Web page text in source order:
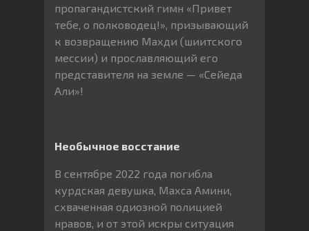
пропагандистский гимн «Привет
тебе, о полководец!», призывающий
к возвращению Махди (шиитского
мессии) и прославляющий его
представителя на земле — «Сейеда
Али»!
Необычное восстание
В сентябре 2022 года погибла
курдская девушка, Махса Амини,
схваченная одиозной полицией
нравов, и от этой искры ситуация